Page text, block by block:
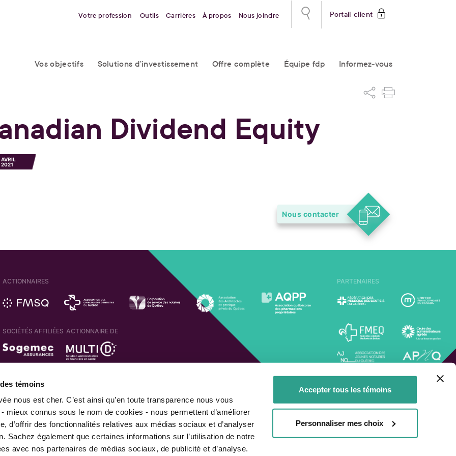
témoins
nous est cher. C’est ainsi qu’en toute transparence nous vous
mieux connus sous le nom de cookies - nous permettent d’améliorer
d’offrir des fonctionnalités relatives aux médias sociaux et d’analyser
Sachez également que certaines informations sur l’utilisation de notre
avec nos partenaires de médias sociaux, de publicité et d’analyse.
Accepter tous les témoins
Personnaliser mes choix
Portail client
Votre profession Outils Carrières À propos Nous joindre
Vos objectifs Solutions d’investissement Offre complète Équipe fdp Informez-vous
Dividend Equity
AVRIL
2021
Nous contacter
ACTIONNAIRES
SOCIÉTÉS AFFILIÉES ACTIONNAIRE DE
MEMBRE DE
Sécurité de l'information| Politique de confidentialité|Avis juridique
© 2026 Financière des professionnels. Tous droits réservés.
PARTENAIRES